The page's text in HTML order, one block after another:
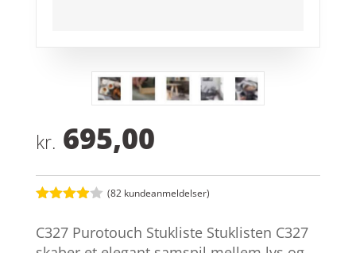
kr. 695,00
ud af 5
baseret
(82 kundeanmeldelser)
C327 Purotouch Stukliste Stuklisten C327